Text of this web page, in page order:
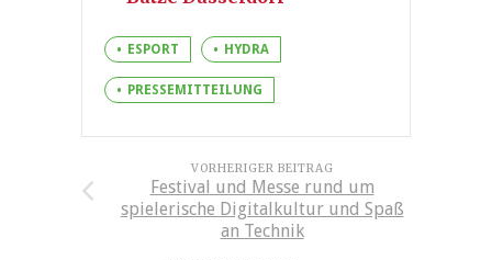
ESPORT HYDRA
PRESSEMITTEILUNG
VORHERIGER BEITRAG
Festival und Messe rund um
spielerische Digitalkultur und Spaß
an Technik